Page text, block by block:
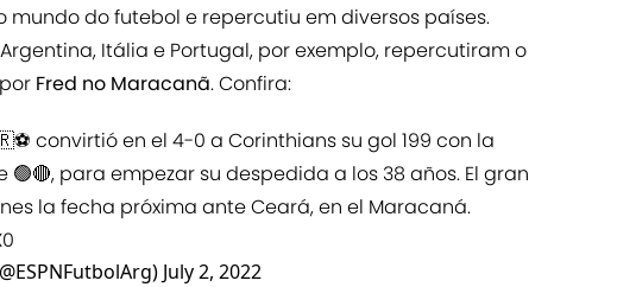
do futebol e repercutiu em diversos países.
Itália e Portugal, por exemplo, repercutiram o
Fred no Maracanã. Confira:
convirtió en el 4-0 a Corinthians su gol 199 con la
🟢🔴, para empezar su despedida a los 38 años. El gran
la fecha próxima ante Ceará, en el Maracaná.
July 2, 2022